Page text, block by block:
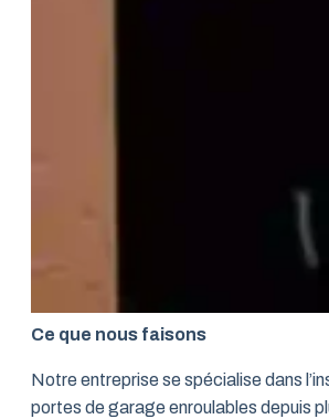
Ce que nous faisons
Notre entreprise se spécialise dans
portes de garage enroulables depuis